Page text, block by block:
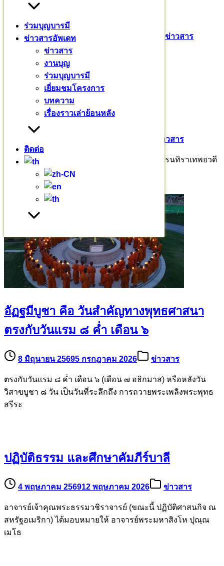
ร่วมบุญบารมี
ข่าวสารอัพเดท
ข่าวสาร
งานบุญ
ร่วมบุญบารมี
เยี่ยมชมโครงการ
บทความ
เรื่องราวเล่าย้อนหลัง
ติดต่อ
บาลีปริยัติศาสน์ บาลีออนไลน์
28 กรกฎาคม 2569 ข่าวสาร
สอบวัดผล เตรียมพื้นฐาน
สัตตมวาร น้อมถวายพระกุศล
ข่าวสาร
แด่ สมเด็จพระเจ้าลูกเธอ เจ้าฟ้าพัชรกิติยาภา นเรนทิราเทพยวดี
กรมหลวงราชสาริณีสิริพัชร มหาวัชรราชธิดา
อัฏฐมีบูชา คือ วันสำคัญทางพุทธศาสนา
ตรงกับวันแรม ๘ ค่ำ เดือน ๖
8 มิถุนายน 25695 กรกฎาคม 2026 ข่าวสาร
ตรงกับวันแรม ๘ ค่ำ เดือน ๖ (เดือน ๗ อธิกมาส) หรือหลังวัน
วิสาขบูชา ๘ วัน เป็นวันที่ระลึกถึง การถวายพระเพลิงพระพุทธ
สรีระ
ปฏิบัติธรรม และศึกษาคัมภีร์บาลี
4 พฤษภาคม 256912 พฤษภาคม 2026 ข่าวสาร
อาจารย์เจ้าคุณพระธรรมวชิราจารย์ (ขณะนี้ ปฏิบัติศาสนกิจ ณ
สหรัฐอเมริกา) ได้มอบหมายให้ อาจารย์พระมหาสิงโห ปุณฺณ
เมโธ